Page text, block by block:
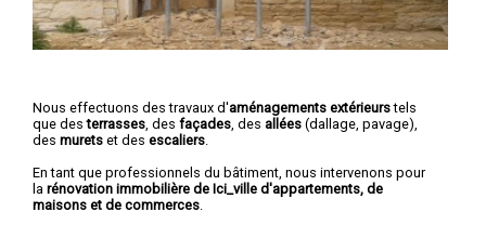
Nous effectuons des travaux d'aménagements extérieurstels
que desterrasses, des façades, des allées (dallage, pavage),
des murets et des escaliers.
En tant que professionnels du bâtiment, nous intervenons pour
la rénovation immobilière de Ici_ville d'appartements, de
maisons et de commerces.